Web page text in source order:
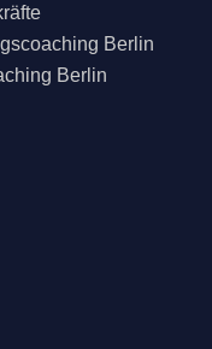
Berlin
Berlin